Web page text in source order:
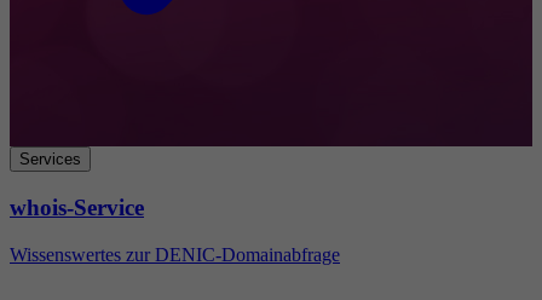
Services
whois-Service
Wissenswertes zur DENIC-Domainabfrage